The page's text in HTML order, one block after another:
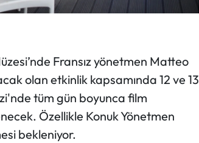
Fransız yönetmen Matteo
olan etkinlik kapsamında 12 ve 13
tüm gün boyunca film
Özellikle Konuk Yönetmen
bekleniyor.